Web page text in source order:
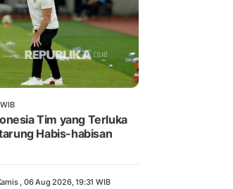
Tim yang Terluka
Habis-habisan
, 06 Aug 2026, 19:31 WIB